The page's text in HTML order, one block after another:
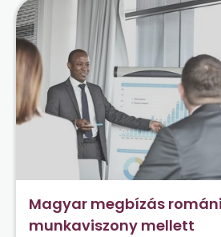
Magyar megbízás
munkaviszony mellett